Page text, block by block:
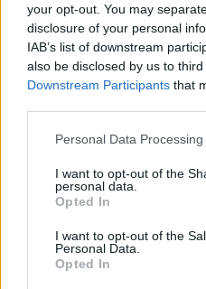
your opt-out. You may
disclosure of your personal
IAB’s list of downstream
also be disclosed by us to
Downstream Participants that
Please note that this website/
not limited to your visit or
grant or deny consent to
use your data for below
consent section.
Personal Data
I want to opt-out of the
personal data.
Opted In
I want to opt-out of the
Personal Data.
Opted In
Sei già abbonato?
Puoi effettuare
sezioneLogindal
cliccando
qui
TEMI:
Comune La
Notizie La Maddalena